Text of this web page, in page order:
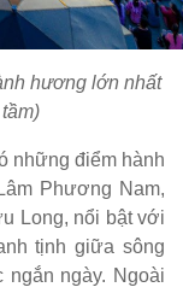
hương lớn nhất
những điểm hành
Phương Nam,
Long, nổi bật với
tịnh giữa sông
ngày. Ngoài